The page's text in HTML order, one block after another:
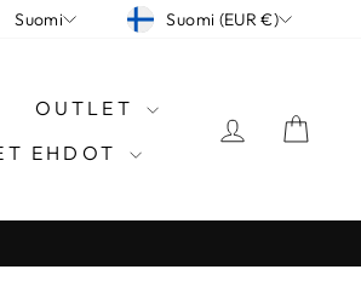
KIELI
Suomi VALUUTTA
Suomi (EUR €)
OUTLET
EHDOT